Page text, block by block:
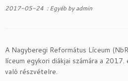
2017-05-24 :Egyéb byadmin
A Nagyberegi Református Líceum
líceum egykori diákjai számára a 2017.
való részvételre.